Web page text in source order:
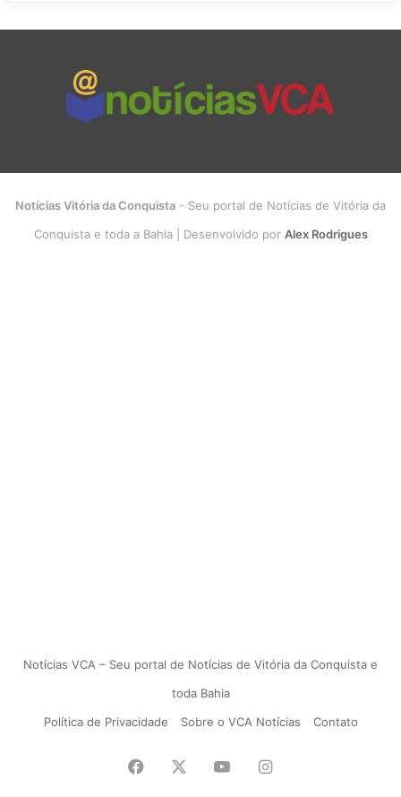
Notícias Vitória da Conquista - Seu portal de Notícias de Vitória da
Conquista e toda a Bahia | Desenvolvido por Alex Rodrigues
Notícias VCA – Seu portal de Notícias de Vitória da Conquista e
toda Bahia
Política de Privacidade
Sobre o VCA Notícias Contato
Facebook YouTubeInstagram